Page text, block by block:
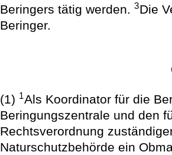
Beringers tätig werden.3Die
Beringer.
(1) 1Als Koordinator für die
Beringungszentrale und den
Rechtsverordnung
Naturschutzbehörde ein